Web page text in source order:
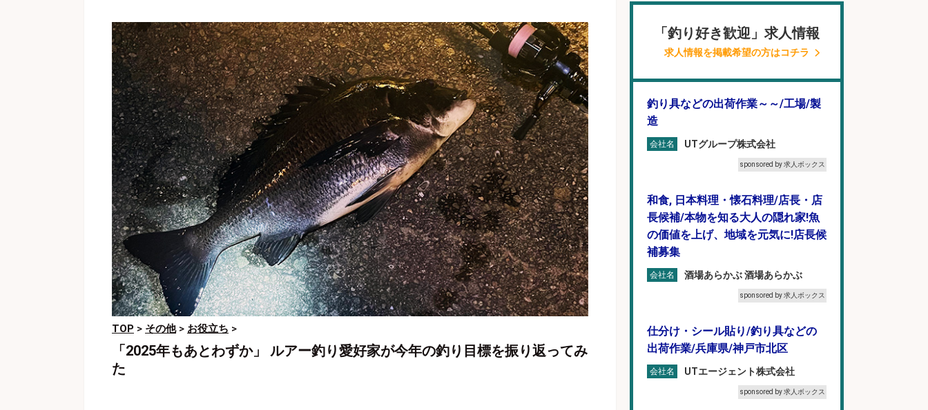
TOP > その他> お役立ち >
「2025年もあとわずか」 ルアー釣り愛好家が今年の釣り目標を振り返ってみ
た
「釣り好き歓迎」求人情報
求人情報を掲載希望の方はコチラ
釣り具などの出荷作業～～/工場/製
造
会社名 UTグループ株式会社
sponsored by 求人ボックス
和食, 日本料理・懐石料理/店長・店
長候補/本物を知る大人の隠れ家!魚
の価値を上げ、地域を元気に!店長候
補募集
会社名 酒場あらかぶ 酒場あらかぶ
sponsored by 求人ボックス
仕分け・シール貼り/釣り具などの
出荷作業/兵庫県/神戸市北区
会社名 UTエージェント株式会社
sponsored by 求人ボックス